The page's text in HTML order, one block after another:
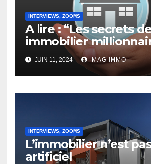
INTERVIEWS, ZOOMS
A lire : “Les secrets
immobilier
Interview de Jacques
Doassans-Bernard
JUIN 11, 2024 MAG IMMO
INTERVIEWS, ZOOMS
L’immobilier n’est pas
artificiel